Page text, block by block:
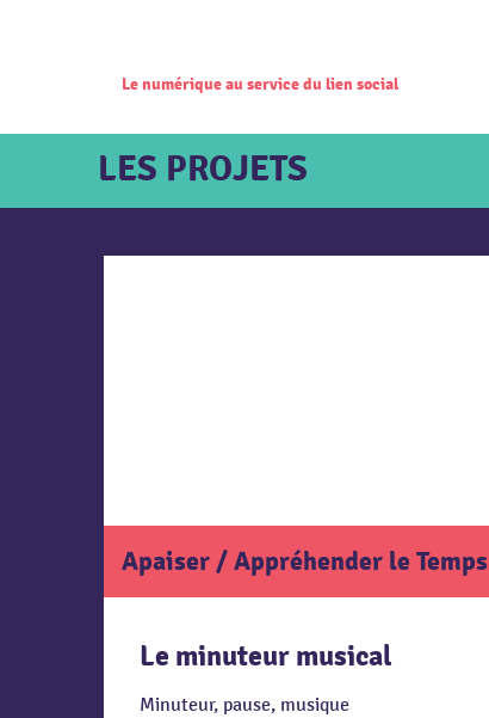
Le numérique au service du lien social
LES PROJETS
Apaiser/Appréhender le Temps
Le minuteur musical
Minuteur, pause, musique